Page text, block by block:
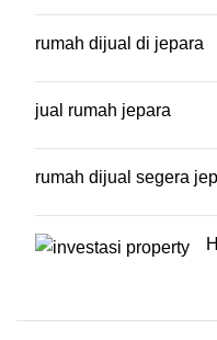
rumah dijual di jepara
jual rumah jepara
rumah dijual segera